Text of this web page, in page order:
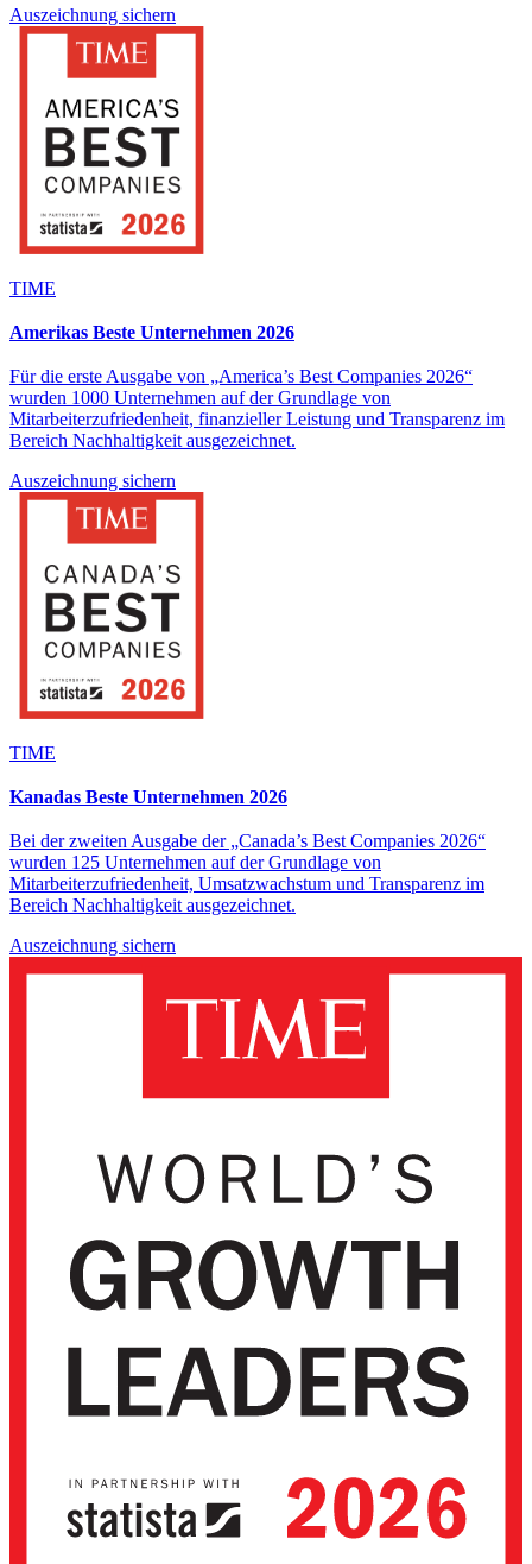
Auszeichnung sichern
TIME
Amerikas Beste Unternehmen 2026
Für die erste Ausgabe von „America’s Best Companies 2026“
wurden 1000 Unternehmen auf der Grundlage von
Mitarbeiterzufriedenheit, finanzieller Leistung und Transparenz im
Bereich Nachhaltigkeit ausgezeichnet.
Auszeichnung sichern
TIME
Kanadas Beste Unternehmen 2026
Bei der zweiten Ausgabe der „Canada’s Best Companies 2026“
wurden 125 Unternehmen auf der Grundlage von
Mitarbeiterzufriedenheit, Umsatzwachstum und Transparenz im
Bereich Nachhaltigkeit ausgezeichnet.
Auszeichnung sichern